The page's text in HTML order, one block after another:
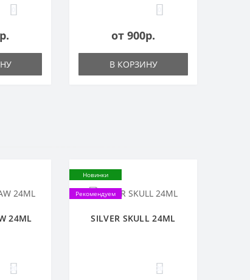
от 900р.
В КОРЗИНУ
24ML
20
Новинки
Рекомендуем
SILVER SKULL 24ML
20